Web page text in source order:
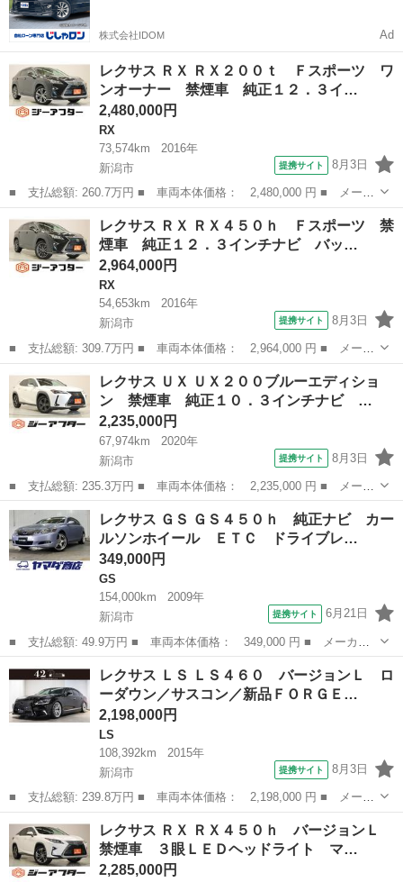
株式会社IDOM Ad
レクサス ＲＸ ＲＸ２００ｔ Ｆスポーツ ワ
ンオーナー 禁煙車 純正１２．３イ…
2,480,000円
RX
73,574km
2016年
新潟市
提携サイト 8月3日
■ 支払総額: 260.7万円 ■ 車両本体価格： 2,480,000 円 ■ メーカ
ー名： レクサス ■ 車種名： ＲＸ ■ グレード名： ＲＸ２００
ｔ Ｆスポーツ ワンオーナー 禁煙車 純正１２．３インチナビ
全周囲カ...
新潟市 RX
レクサス ＲＸ ＲＸ４５０ｈ Ｆスポーツ 禁
煙車 純正１２．３インチナビ バッ…
2,964,000円
RX
54,653km
2016年
新潟市
提携サイト 8月3日
■ 支払総額: 309.7万円 ■ 車両本体価格： 2,964,000 円 ■ メーカ
ー名： レクサス ■ 車種名： ＲＸ ■ グレード名： ＲＸ４５０
ｈ Ｆスポーツ 禁煙車 純正１２．３インチナビ バックカメラ
フルセグ...
新潟市 RX
レクサス ＵＸ ＵＸ２００ブルーエディショ
ン 禁煙車 純正１０．３インチナビ …
2,235,000円
67,974km
2020年
新潟市
提携サイト 8月3日
■ 支払総額: 235.3万円 ■ 車両本体価格： 2,235,000 円 ■ メーカ
ー名： レクサス ■ 車種名： ＵＸ ■ グレード名： ＵＸ２００
ブルーエディション 禁煙車 純正１０．３インチナビ バックカメ
ラ フル...
新潟 新潟市 レクサス
レクサス ＧＳ ＧＳ４５０ｈ 純正ナビ カー
ルソンホイール ＥＴＣ ドライブレ…
349,000円
GS
154,000km
2009年
新潟市
提携サイト 6月21日
■ 支払総額: 49.9万円 ■ 車両本体価格： 349,000 円 ■ メーカー
名： レクサス ■ 車種名： ＧＳ ■ グレード名： ＧＳ４５０
ｈ 純正ナビ カールソンホイール ＥＴＣ ドライブレコーダー
バックカメラ ...
新潟 新潟市 GS
レクサス ＬＳ ＬＳ４６０ バージョンＬ ロ
ーダウン／サスコン／新品ＦＯＲＧＥ…
2,198,000円
LS
108,392km
2015年
新潟市
提携サイト 8月3日
■ 支払総額: 239.8万円 ■ 車両本体価格： 2,198,000 円 ■ メーカ
ー名： レクサス ■ 車種名： ＬＳ ■ グレード名： ＬＳ４６
０ バージョンＬ ローダウン／サスコン／新品ＦＯＲＧＥＤ２０Ａ
Ｗ／ヘッド...
新潟 新潟市 LS
レクサス ＲＸ ＲＸ４５０ｈ バージョンＬ
禁煙車 ３眼ＬＥＤヘッドライト マ…
2,285,000円